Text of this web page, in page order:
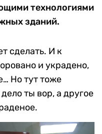
технологиями
зданий.
сделать. И к
и украдено,
Но тут тоже
ты вор, а другое